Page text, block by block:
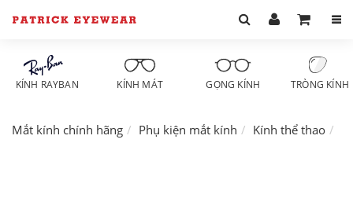
KÍNH RAYBAN KÍNH MÁT GỌNG KÍNH TRÒNG KÍNH
Mắt kính chính hãng Phụ kiện mắt kính Kính thể thao